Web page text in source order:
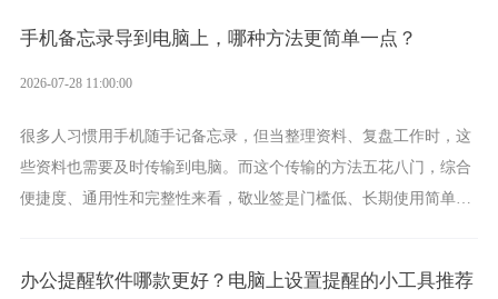
手机备忘录导到电脑上，哪种方法更简单一点？
2026-07-28 11:00:00
很多人习惯用手机随手记备忘录，但当整理资料、复盘工作时，这
些资料也需要及时传输到电脑。而这个传输的方法五花八门，综合
便捷度、通用性和完整性来看，敬业签是门槛低、长期使用简单的
办公提醒软件哪款更好？电脑上设置提醒的小工具推荐